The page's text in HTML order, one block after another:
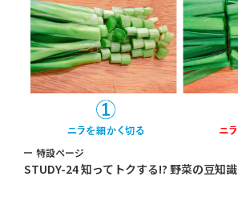
特設ページ
STUDY-24 知ってトクする!? 野菜の豆知識